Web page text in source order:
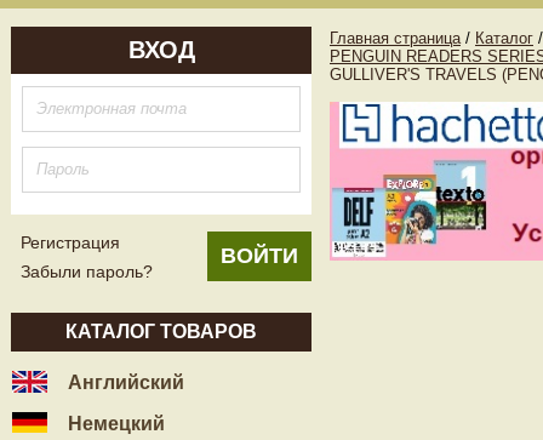
ВХОД
Регистрация
Забыли пароль?
КАТАЛОГ ТОВАРОВ
Английский
Немецкий
Главная страница / Каталог /
PENGUIN READERS
GULLIVER'S TRAVELS